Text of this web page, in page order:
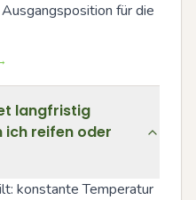
für die
langfristig
ich reifen oder
konstante Temperatur